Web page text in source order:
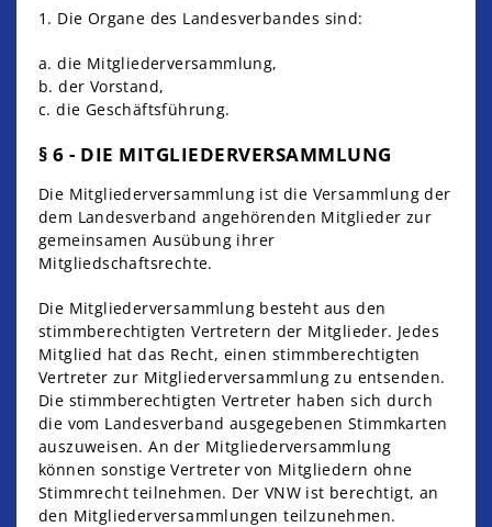
1. Die Organe des Landesverbandes sind:
a. die Mitgliederversammlung,
b. der Vorstand,
c. die Geschäftsführung.
§ 6 - DIE MITGLIEDERVERSAMMLUNG
Die Mitgliederversammlung ist die Versammlung der
dem Landesverband angehörenden Mitglieder zur
gemeinsamen Ausübung ihrer
Mitgliedschaftsrechte.
Die Mitgliederversammlung besteht aus den
stimmberechtigten Vertretern der Mitglieder. Jedes
Mitglied hat das Recht, einen stimmberechtigten
Vertreter zur Mitgliederversammlung zu entsenden.
Die stimmberechtigten Vertreter haben sich durch
die vom Landesverband ausgegebenen Stimmkarten
auszuweisen. An der Mitgliederversammlung
können sonstige Vertreter von Mitgliedern ohne
Stimmrecht teilnehmen. Der VNW ist berechtigt, an
den Mitgliederversammlungen teilzunehmen.